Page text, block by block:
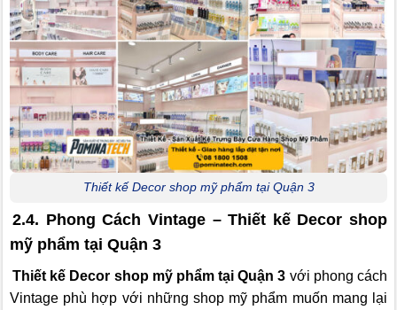
Thiết kế Decor shop mỹ phẩm tại Quận 3
2.4. Phong Cách Vintage – Thiết kế Decor shop
mỹ phẩm tại Quận 3
Thiết kế Decor shop mỹ phẩm tại Quận 3 với phong cách
Vintage phù hợp với những shop mỹ phẩm muốn mang lại